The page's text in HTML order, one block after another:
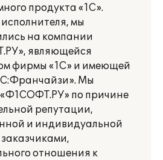
продукта «1С».
мы
на компании
являющейся
фирмы «1С» и имеющей
Мы
по причине
репутации,
и индивидуальной
отношения к